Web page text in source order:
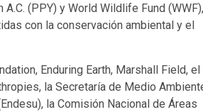
(PPY) y World Wildlife Fund (WWF),
con la conservación ambiental y el
Enduring Earth, Marshall Field, el
la Secretaría de Medio
la Comisión Nacional de Áreas